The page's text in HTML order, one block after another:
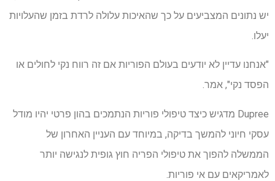
יש נתונים המצביעים על כך שהאיכות עלולה לרדת בזמן שהעלויות
יעלו.
"אנחנו עדיין לא יודעים בעולם הפוריות אם זה רווח נקי לחולים או
הפסד נקי", אמר.
Dupree מדגיש כיצד טיפולי פוריות הנתמכים בהון פרטי יהיו מודל
עסקי חיוני להמשך בדיקה, במיוחד עם העניין האחרון של
הממשלה להפוך את טיפולי הפריה חוץ גופית לנגישה יותר
לאמריקאים עם אי פוריות.